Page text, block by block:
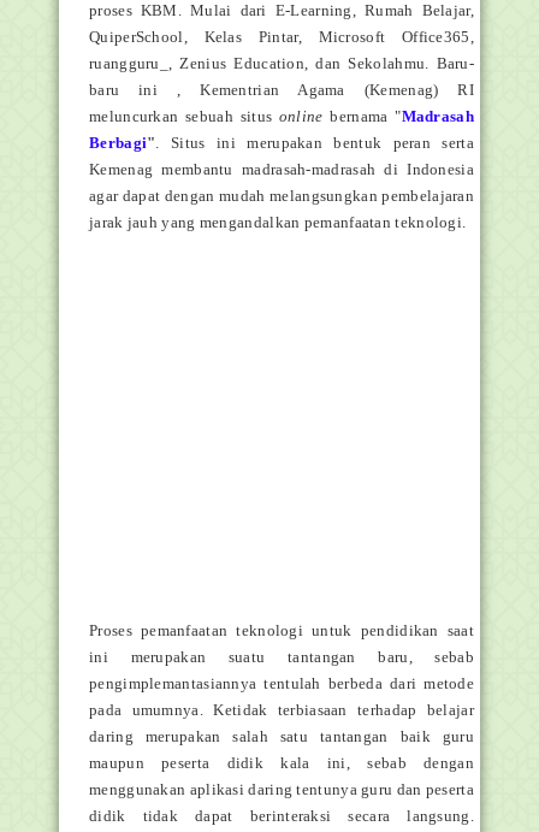
proses KBM. Mulai dari E-Learning, Rumah Belajar,
QuiperSchool, Kelas Pintar, Microsoft Office365,
ruangguru_, Zenius Education, dan Sekolahmu. Baru-
baru ini , Kementrian Agama (Kemenag) RI
meluncurkan sebuah situs online bernama "Madrasah
Berbagi". Situs ini merupakan bentuk peran serta
Kemenag membantu madrasah-madrasah di Indonesia
agar dapat dengan mudah melangsungkan pembelajaran
jarak jauh yang mengandalkan pemanfaatan teknologi.
Proses pemanfaatan teknologi untuk pendidikan saat
ini merupakan suatu tantangan baru, sebab
pengimplemantasiannya tentulah berbeda dari metode
pada umumnya. Ketidak terbiasaan terhadap belajar
daring merupakan salah satu tantangan baik guru
maupun peserta didik kala ini, sebab dengan
menggunakan aplikasi daring tentunya guru dan peserta
didik tidak dapat berinteraksi secara langsung.